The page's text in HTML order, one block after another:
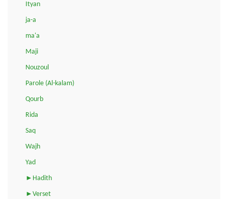
Ityan
ja-a
ma'a
Maji
Nouzoul
Parole (Al-kalam)
Qourb
Rida
Saq
Wajh
Yad
►Hadith
►Verset